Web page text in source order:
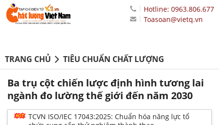
Hotline: 0963.806.677
Toasoan@vietq.vn
TRANG CHỦ TIÊU CHUẨN CHẤT LƯỢNG
Ba trụ cột chiến lược định hình tương lai
ngành đo lường thế giới đến năm 2030
TCVN ISO/IEC 17043:2025: Chuẩn hóa năng lực tổ